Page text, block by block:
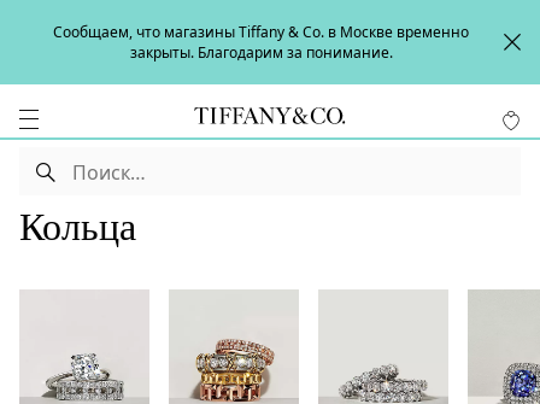
Сообщаем, что магазины Tiffany & Co. в Москве временно
закрыты. Благодарим за понимание.
Кольца